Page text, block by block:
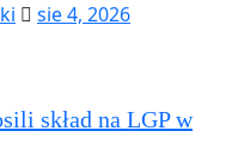
sie 4, 2026
skład na LGP w